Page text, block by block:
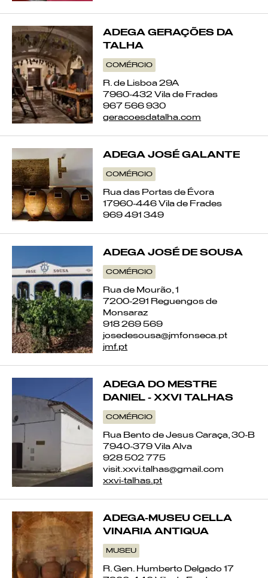
ESPARTO
TABUA
CHIFRE DE BOVINO
ESTEVA
JUNÇA
CANA
JUNCO
BORDADO DE SÃO MIGUEL
BORDADO DA TERCEIRA
ADEGA GERAÇÕES DA
TALHA
COMÉRCIO
R. de Lisboa 29A
7960-432 Vila de Frades
967 566 930
geracoesdatalha.com
ADEGA JOSÉ GALANTE
COMÉRCIO
Rua das Portas de Évora
17960-446 Vila de Frades
969 491 349
ADEGA JOSÉ DE SOUSA
COMÉRCIO
Rua de Mourão, 1
7200-291 Reguengos de
Monsaraz
918 269 569
josedesousa@jmfonseca.pt
jmf.pt
ADEGA DO MESTRE
DANIEL - XXVI TALHAS
COMÉRCIO
Rua Bento de Jesus Caraça, 30-B
7940-379 Vila Alva
928 502 775
visit.xxvi.talhas@gmail.com
xxvi-talhas.pt
ADEGA-MUSEU CELLA
VINARIA ANTIQUA
MUSEU
R. Gen. Humberto Delgado 17